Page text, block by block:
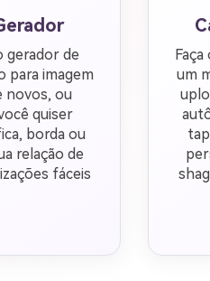
gerador de
para imagem
novos, ou
quiser
borda ou
relação de
fáceis
um